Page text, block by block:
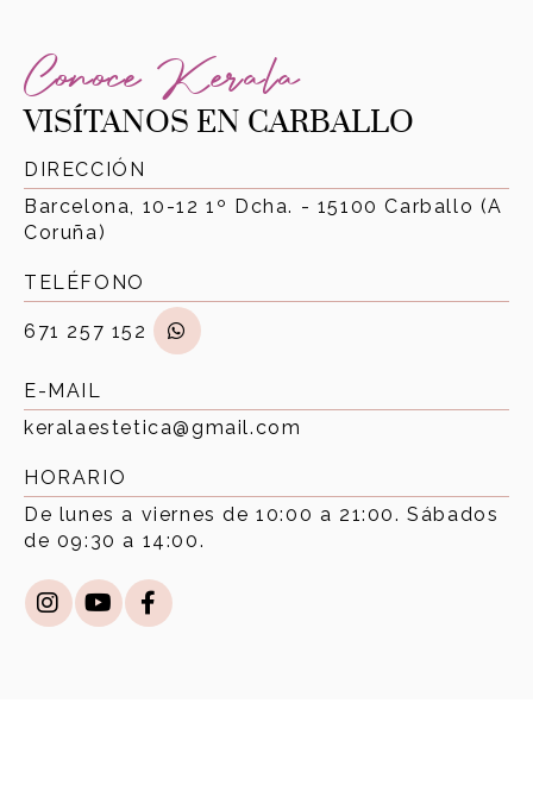
Conoce Kerala
VISÍTANOS EN CARBALLO
DIRECCIÓN
Barcelona, 10-12 1º Dcha. - 15100 Carballo (A
Coruña)
TELÉFONO
671 257 152
E-MAIL
keralaestetica@gmail.com
HORARIO
De lunes a viernes de 10:00 a 21:00. Sábados
de 09:30 a 14:00.